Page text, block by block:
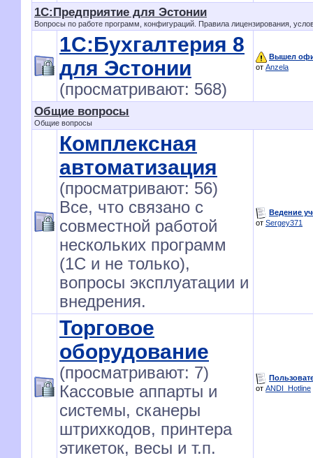
1С:Предприятие для Эстонии
Вопросы по работе программ, конфигураций. Правила лицензирования,
1С:Бухгалтерия 8
для Эстонии
(просматривают: 568)
Вышел
от Anzela
Общие вопросы
Общие вопросы
Комплексная
автоматизация
(просматривают: 56)
Все, что связано с
совместной работой
нескольких программ
(1С и не только),
вопросы эксплуатации и
внедрения.
Ведение
от Sergey371
Торговое
оборудование
(просматривают: 7)
Кассовые аппарты и
системы, сканеры
штрихкодов, принтера
этикеток, весы и т.п.
от ANDI_Hotline